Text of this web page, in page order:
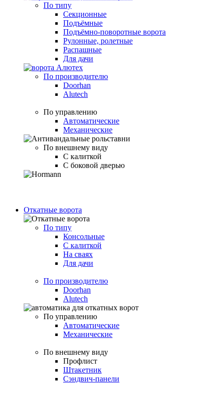
По типу
Секционные
Подъёмные
Подъёмно-поворотные ворота
Рулонные, ролетные
Распашные
Для дачи
По производителю
Doorhan
Alutech
По управлению
Автоматические
Механические
По внешнему виду
С калиткой
С боковой дверью
Откатные ворота
По типу
Консольные
С калиткой
На сваях
Для дачи
По производителю
Doorhan
Alutech
По управлению
Автоматические
Механические
По внешнему виду
Профлист
Штакетник
Сэндвич-панели